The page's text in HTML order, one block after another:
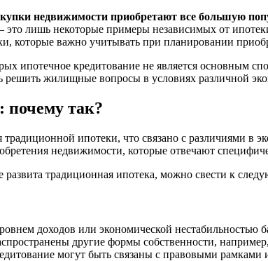
недвижимости приобретают все большую
лишь некоторые примеры независимых от
которые важно учитывать при планировании
ипотечное кредитование не является основным
жилищные вопросы в условиях различной
почему так?
ипотеки, что связано с различиями в
недвижимости, которые отвечают
традиционная ипотека, можно свести к
доходов или экономической нестабильностью
другие формы собственности,
могут быть связаны с правовыми